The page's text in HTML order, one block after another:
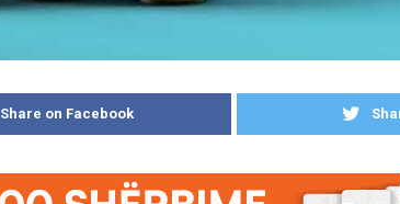
Share on Facebook